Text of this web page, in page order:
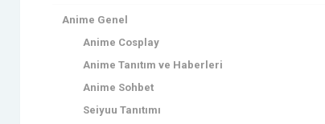
Anime Genel
Anime Cosplay
Anime Tanıtım ve Haberleri
Anime Sohbet
Seiyuu Tanıtımı